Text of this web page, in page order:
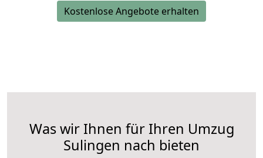
Kostenlose Angebote erhalten
Was wir Ihnen für Ihren Umzug
Sulingen nach bieten